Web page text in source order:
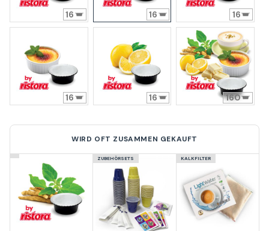
16 16 16
16 16 160
WIRD OFT ZUSAMMEN GEKAUFT
ZUBEHÖRSETS KALKFILTER